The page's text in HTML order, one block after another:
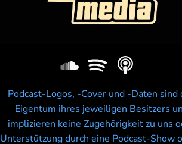
Podcast-Logos, -Cover und -Daten sind
Eigentum ihres jeweiligen Besitzers
implizieren keine Zugehörigkeit zu uns
Unterstützung durch eine Podcast-Show